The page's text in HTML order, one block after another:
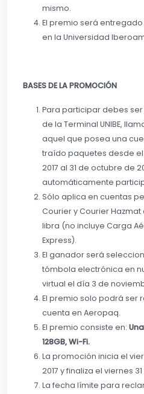
mismo.
El premio será
en la Universidad
BASES DE LA PROMOCIÓN
Para participar debes
de la Terminal UNIBE,
aquel que posea una
traído paquetes desde
2017 al 31 de octubre de
automáticamente
Sólo aplica en cuentas
Courier y Courier Hazmat
libra (no incluye Carga
Express).
El ganador será
tómbola electrónica en
virtual el día 3 de
El premio solo podrá ser
cuenta en Aeropaq.
El premio consiste en:
128GB, Wi-Fi.
La promoción inicia el
2017 y finaliza el viernes
La fecha límite para